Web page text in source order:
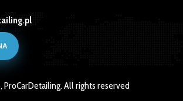
ProCarDetailing. All rights reserved